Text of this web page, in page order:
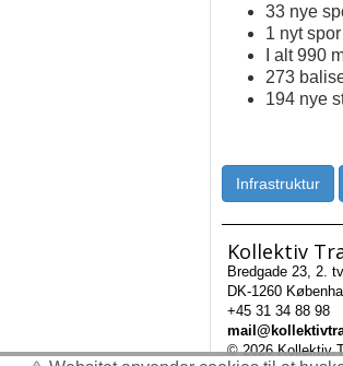
33 nye
1 nyt
I alt 990
273
194 nye
Infrastruktur
Kollektiv
Bredgade 23, 2. tv
DK-1260
+45 31 34 88 98
© 2026 Kollektiv